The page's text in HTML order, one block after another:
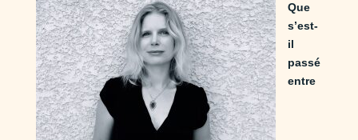
Que
s’est-
il
passé
entre